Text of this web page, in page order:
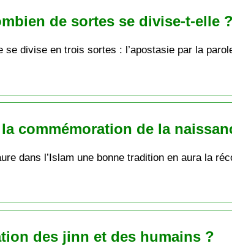
de sortes se divise-t-elle ?
se divise en trois sortes : l’apostasie par la
commémoration de la
dans l’Islam une bonne tradition en aura la
des jinn et des humains ?